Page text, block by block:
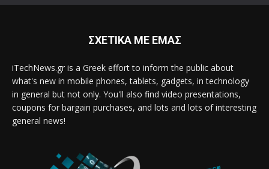
ΣΧΕΤΙΚΑ ΜΕ ΕΜΑΣ
iTechNews.gr is a Greek effort to inform the public about
what's new in mobile phones, tablets, gadgets, in technology
in general but not only. You'll also find video presentations,
coupons for bargain purchases, and lots and lots of interesting
general news!